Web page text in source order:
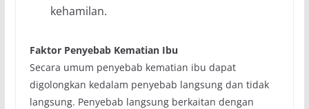
kehamilan.
Faktor Penyebab Kematian Ibu
Secara umum penyebab kematian ibu dapat
digolongkan kedalam penyebab langsung dan tidak
langsung. Penyebab langsung berkaitan dengan